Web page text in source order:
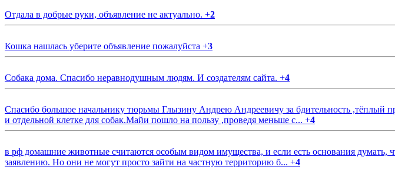
Отдала в добрые руки, объявление не актуально. +2
Кошка нашлась уберите объявление пожалуйста +3
Собака дома. Спасибо неравнодушным людям. И создателям сайта. +4
Спасибо большое начальнику тюрьмы Глызину Андрею Андреевичу за бдительность
и отдельной клетке для собак.Майи пошло на пользу ,проведя меньше с... +4
в рф домашние животные считаются особым видом имущества, и если есть основания думать,
заявлению. Но они не могут просто зайти на частную территорию б... +4